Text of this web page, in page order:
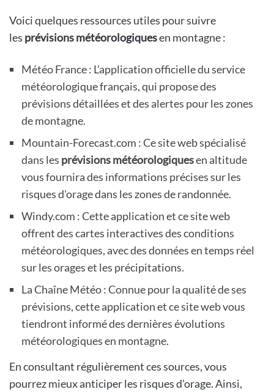
Voici quelques ressources utiles pour suivre
les prévisions météorologiquesen montagne :
Météo France : L'application officielle du service
météorologique français, qui propose des
prévisions détaillées et des alertes pour les zones
de montagne.
Mountain-Forecast.com : Ce site web spécialisé
dans les prévisions météorologiquesen altitude
vous fournira des informations précises sur les
risques d'orage dans les zones de randonnée.
Windy.com : Cette application et ce site web
offrent des cartes interactives des conditions
météorologiques, avec des données en temps réel
sur les orages et les précipitations.
La Chaîne Météo : Connue pour la qualité de ses
prévisions, cette application et ce site web vous
tiendront informé des dernières évolutions
météorologiques en montagne.
En consultant régulièrement ces sources, vous
pourrez mieux anticiper les risques d'orage. Ainsi,